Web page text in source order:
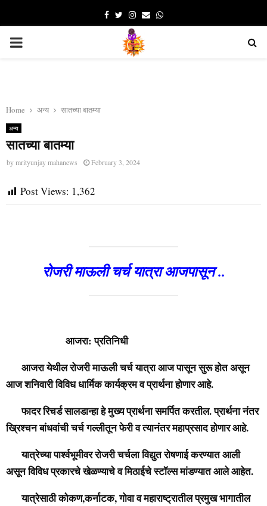
Facebook
TwitterInstagram
EmailWhatsapp
PRIMARY
Home अन्य सातच्या बातम्या
अन्य
सातच्या बातम्या
by mrityunjay mahanews February 3, 2024
Post Views: 1,362
रोजरी माऊली चर्च यात्रा आजपासून ..
आजरा: प्रतिनिधी
आजरा येथील रोजरी माऊली चर्च यात्रा आज पासून सुरू होत असून
आज शनिवारी विविध धार्मिक कार्यक्रम व प्रार्थना होणार आहे.
फादर रिचर्ड सालडान्हा हे मुख्य प्रार्थना समर्पित करतील. प्रार्थना नंतर
ख्रिश्चन बांधवांची चर्च गल्लीतून फेरी व त्यानंतर महाप्रसाद होणार आहे.
यात्रेच्या पार्श्वभूमीवर रोजरी चर्चला विद्युत रोषणाई करण्यात आली
असून विविध प्रकारचे खेळण्याचे व मिठाईचे स्टॉल्स मांडण्यात आले आहेत.
यात्रेसाठी कोकण,कर्नाटक, गोवा व महाराष्ट्रातील प्रमुख भागातील